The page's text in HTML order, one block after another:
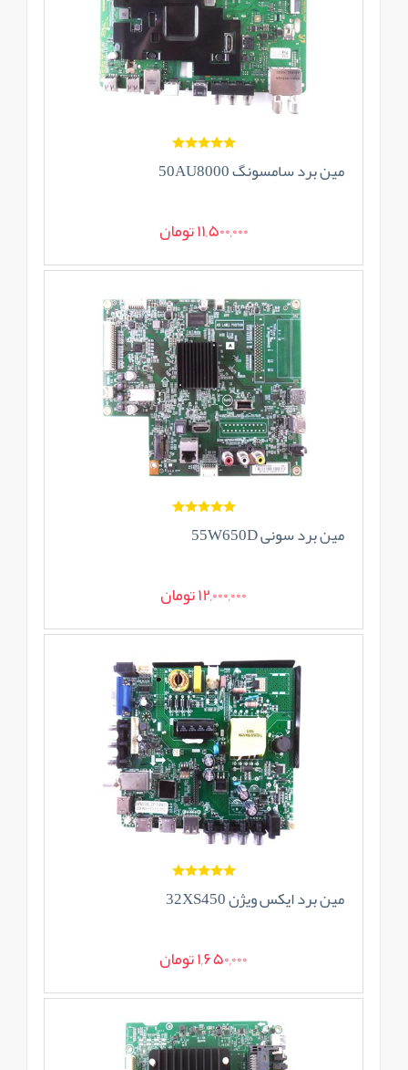
مین برد سامسونگ 50AU8000
11,500,000 تومان
مین برد سونی 55W650D
12,000,000 تومان
مین برد ایکس ویژن 32XS450
1,650,000 تومان